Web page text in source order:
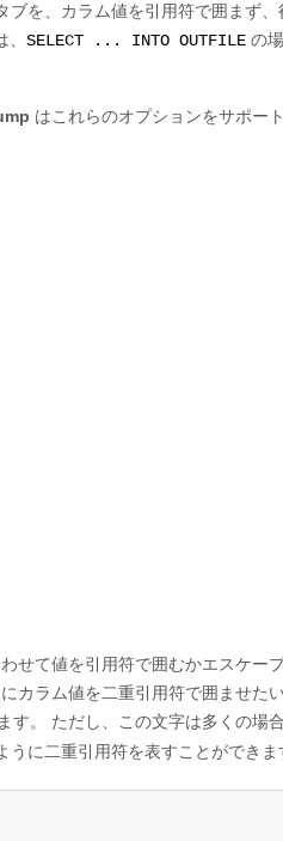
を、カラム値を引用符で囲まず、
SELECT ... INTO OUTFILE の
はこれらのオプションをサポー
せて値を引用符で囲むかエスケー
にカラム値を二重引用符で囲ませたい
す。 ただし、この文字は多くの場
に二重引用符を表すことができま